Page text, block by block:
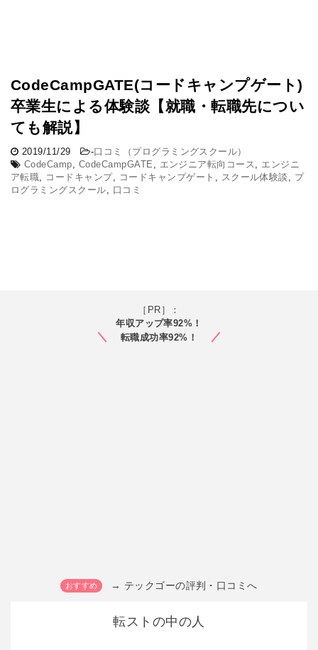
CodeCampGATE(コードキャンプゲート)
卒業生による体験談【就職・転職先につい
ても解説】
2019/11/29 -口コミ（プログラミングスクール）
CodeCamp, CodeCampGATE , エンジニア転向コース , エンジニ
ア転職, コードキャンプ, コードキャンプゲート , スクール体験談 , プ
ログラミングスクール, 口コミ
［PR］：
年収アップ率92%！
転職成功率92%！
→ テックゴーの評判・口コミへ
転ストの中の人